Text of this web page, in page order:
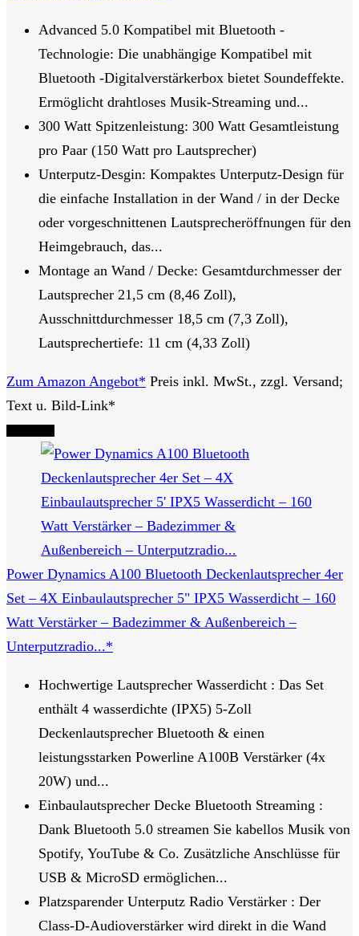
Advanced 5.0 Kompatibel mit Bluetooth -
Technologie: Die unabhängige Kompatibel mit
Bluetooth -Digitalverstärkerbox bietet Soundeffekte.
Ermöglicht drahtloses Musik-Streaming und...
300 Watt Spitzenleistung: 300 Watt Gesamtleistung
pro Paar (150 Watt pro Lautsprecher)
Unterputz-Desgin: Kompaktes Unterputz-Design für
die einfache Installation in der Wand / in der Decke
oder vorgeschnittenen Lautsprecheröffnungen für den
Heimgebrauch, das...
Montage an Wand / Decke: Gesamtdurchmesser der
Lautsprecher 21,5 cm (8,46 Zoll),
Ausschnittdurchmesser 18,5 cm (7,3 Zoll),
Lautsprechertiefe: 11 cm (4,33 Zoll)
Zum Amazon Angebot* Preis inkl. MwSt., zzgl. Versand;
Text u. Bild-Link*
Power Dynamics A100 Bluetooth Deckenlautsprecher 4er
Set – 4X Einbaulautsprecher 5" IPX5 Wasserdicht – 160
Watt Verstärker – Badezimmer & Außenbereich –
Unterputzradio...*
Hochwertige Lautsprecher Wasserdicht : Das Set
enthält 4 wasserdichte (IPX5) 5-Zoll
Deckenlautsprecher Bluetooth & einen
leistungsstarken Powerline A100B Verstärker (4x
20W) und...
Einbaulautsprecher Decke Bluetooth Streaming :
Dank Bluetooth 5.0 streamen Sie kabellos Musik von
Spotify, YouTube & Co. Zusätzliche Anschlüsse für
USB & MicroSD ermöglichen...
Platzsparender Unterputz Radio Verstärker : Der
Class-D-Audioverstärker wird direkt in die Wand